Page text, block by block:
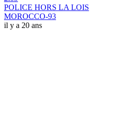
POLICE HORS LA LOIS
MOROCCO-93
il y a 20 ans